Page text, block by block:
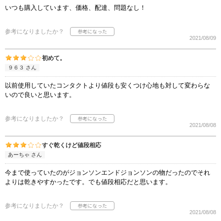
いつも購入しています、価格、配達、問題なし！
参考になりましたか？
2021/08/09
初めて。
９６３ さん
以前使用していたコンタクトより値段も安くつけ心地も対して変わらな
いので良いと思います。
参考になりましたか？
2021/08/08
すぐ乾くけど値段相応
あーちゃ さん
今まで使っていたのがジョンソンエンドジョンソンの物だったのでそれ
よりは乾きやすかったです。でも値段相応だと思います。
参考になりましたか？
2021/08/08